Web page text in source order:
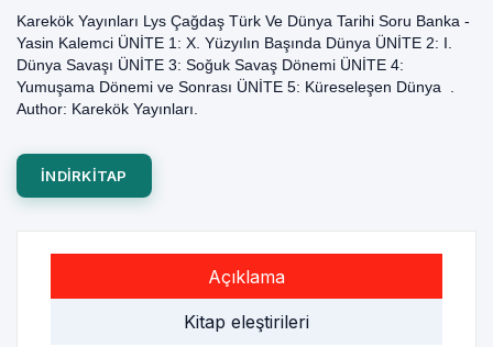
Karekök Yayınları Lys Çağdaş Türk Ve Dünya Tarihi Soru Banka -
Yasin Kalemci ÜNİTE 1: X. Yüzyılın Başında Dünya ÜNİTE 2: I.
Dünya Savaşı ÜNİTE 3: Soğuk Savaş Dönemi ÜNİTE 4:
Yumuşama Dönemi ve Sonrası ÜNİTE 5: Küreseleşen Dünya .
Author: Karekök Yayınları.
INDIRKITAP
Açıklama
Kitap eleştirileri